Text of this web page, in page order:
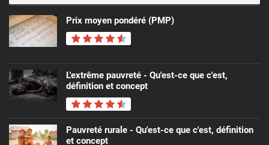
Prix ​​moyen pondéré (PMP)
L'extrême pauvreté - Qu'est-ce que c'est,
définition et concept
Pauvreté rurale - Qu'est-ce que c'est, définition
et concept